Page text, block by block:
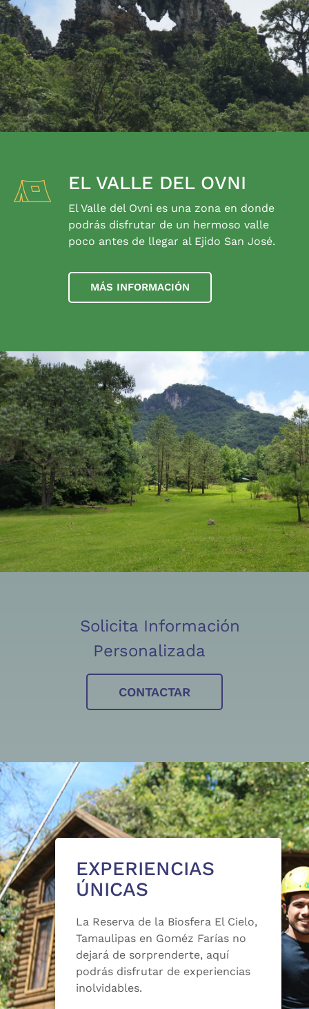
EL VALLE DEL OVNI
El Valle del Ovni es una zona en donde
podrás disfrutar de un hermoso valle
poco antes de llegar al Ejido San José.
MÁS INFORMACIÓN
Solicita Información
Personalizada
CONTACTAR
EXPERIENCIAS
ÚNICAS
La Reserva de la Biosfera El Cielo,
Tamaulipas en Goméz Farías no
dejará de sorprenderte, aquí
podrás disfrutar de experiencias
inolvidables.